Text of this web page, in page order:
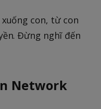
con, từ con
Đừng nghĩ đến
Network